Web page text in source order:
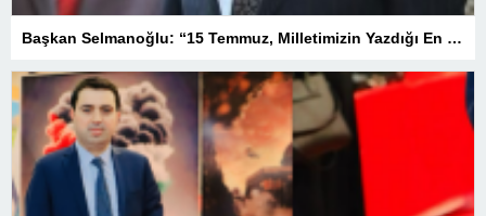
Başkan Selmanoğlu: “15 Temmuz, Milletimizin Yazdığı En Büyük Demokrasi Destanlarından Biridir”